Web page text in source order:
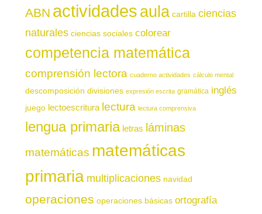
ABN actividadesaula cartilla ciencias
naturales ciencias sociales colorear
competencia matemática
comprensión lectora cuaderno actividades cálculo mental
descomposición divisiones expresión escrita gramática inglés
juego lectoescritura lectura lectura comprensiva
lengua primaria letras láminas
matemáticas matemáticas
primaria multiplicaciones navidad
operaciones operaciones básicas ortografía